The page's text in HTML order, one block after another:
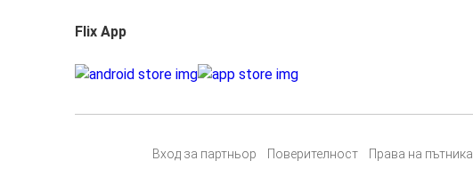
Flix App
Вход за партньор Поверителност Права на пътника